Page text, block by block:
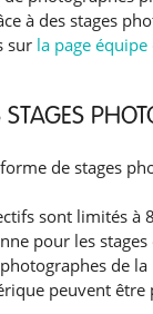
à des stages
sur la page
de stages
sont limités à
pour les
de
peuvent